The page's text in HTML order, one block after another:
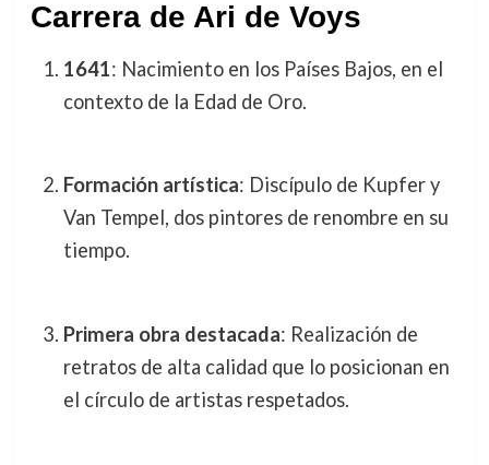
Carrera de Ari de Voys
1641: Nacimiento en los Países Bajos, en el
contexto de la Edad de Oro.
Formación artística: Discípulo de Kupfer y
Van Tempel, dos pintores de renombre en su
tiempo.
Primera obra destacada: Realización de
retratos de alta calidad que lo posicionan en
el círculo de artistas respetados.